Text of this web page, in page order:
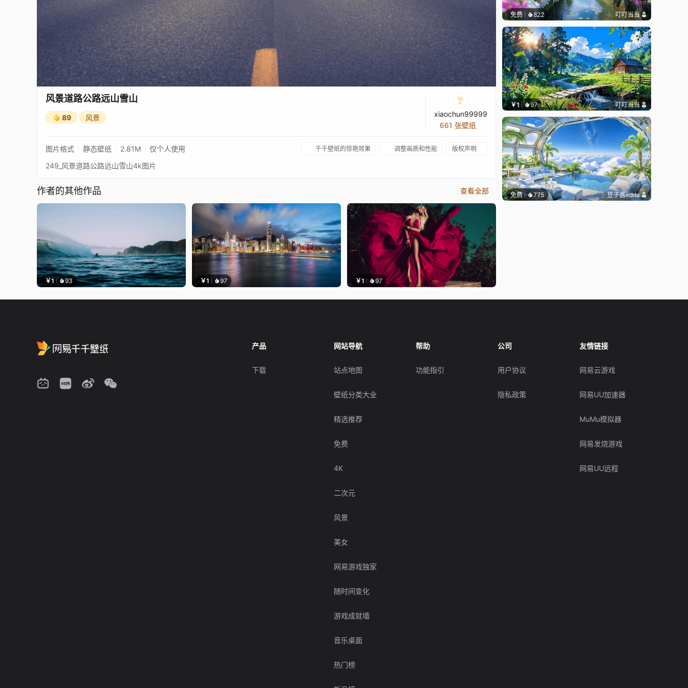
风景道路公路远山雪山
89 风景
xiaochun99999
661 张壁纸
图片格式 静态壁纸 2.81M 仅个人使用 千千壁纸的惊艳效果 调整画质和性能 版权声明
249_风景道路公路远山雪山4k图片
作者的其他作品 查看全部
￥1 93 ￥1 97 ￥1 97
免费 822 叮叮当当
￥1 97 叮叮当当
免费 775 豆子酱edda
产品
下载
网站导航
站点地图
壁纸分类大全
精选推荐
免费
4K
二次元
风景
美女
网易游戏独家
随时间变化
游戏成就墙
音乐桌面
热门榜
帮助
功能指引
公司
用户协议
隐私政策
友情链接
网易云游戏
网易UU加速器
MuMu模拟器
网易发烧游戏
网易UU远程